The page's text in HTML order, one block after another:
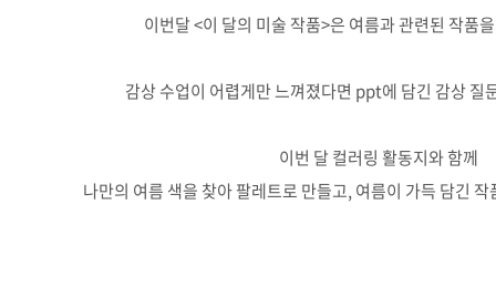
이번달 <이 달의 미술 작품>은 여름과 관련된 작품
감상 수업이 어렵게만 느껴졌다면 ppt에 담긴 감상 질
이번 달 컬러링 활동지와 함께
나만의 여름 색을 찾아 팔레트로 만들고, 여름이 가득 담긴